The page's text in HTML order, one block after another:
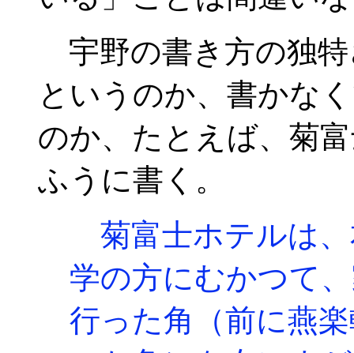
宇野の書き方の独
というのか、書かな
のか、たとえば、菊
ふうに書く。
菊富士ホテルは、
学の方にむかつて
行った角（前に燕